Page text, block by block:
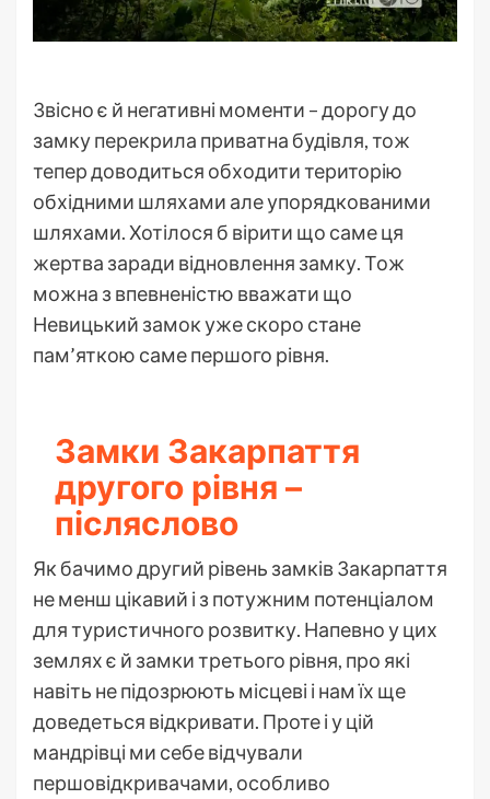
Звісно є й негативні моменти – дорогу до
замку перекрила приватна будівля, тож
тепер доводиться обходити територію
обхідними шляхами але упорядкованими
шляхами. Хотілося б вірити що саме ця
жертва заради відновлення замку. Тож
можна з впевненістю вважати що
Невицький замок уже скоро стане
пам’яткою саме першого рівня.
Замки Закарпаття
другого рівня –
післяслово
Як бачимо другий рівень замків Закарпаття
не менш цікавий і з потужним потенціалом
для туристичного розвитку. Напевно у цих
землях є й замки третього рівня, про які
навіть не підозрюють місцеві і нам їх ще
доведеться відкривати. Проте і у цій
мандрівці ми себе відчували
першовідкривачами, особливо